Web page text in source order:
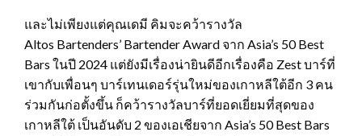
และไม่เพียงแต่คุณเดมี คิมจะคว้ารางวัล
Altos Bartenders’ Bartender Award จาก Asia’s 50 Best
Bars ในปี 2024 แต่ยังมีเรื่องน่ายินดีอีกเรื่องคือ Zest บาร์ที่
เขากับเพื่อนๆ บาร์เทนเดอร์รุ่นใหม่ของเกาหลีใต้อีก 3 คน
ร่วมกันก่อตั้งขึ้น ก็คว้ารางวัลบาร์ที่ยอดเยี่ยมที่สุดของ
เกาหลีใต้ เป็นอันดับ 2 ของเอเชียจาก Asia’s 50 Best Bars